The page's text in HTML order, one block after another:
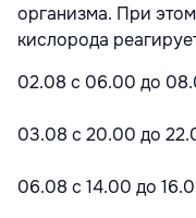
организма. При
кислорода
02.08 с 06.00 до
03.08 с 20.00 до
06.08 с 14.00 до